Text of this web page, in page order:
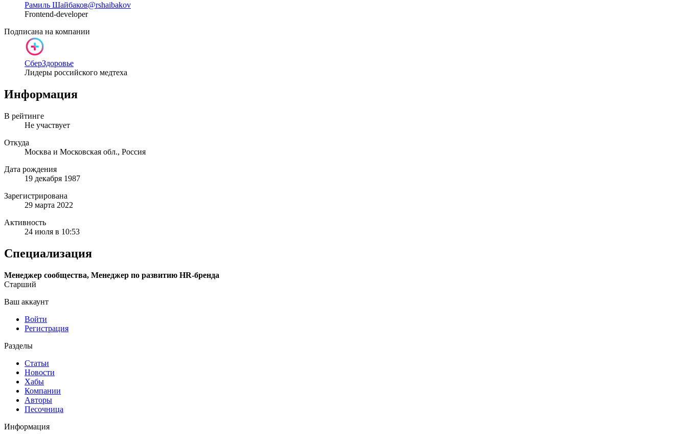
Рамиль Шайбаков@rshaibakov
Frontend-developer
Подписана на компании
СберЗдоровье
Лидеры российского медтеха
Информация
В рейтинге
Не участвует
Откуда
Москва и Московская обл., Россия
Дата рождения
19 декабря 1987
Зарегистрирована
29 марта 2022
Активность
24 июля в 10:53
Специализация
Менеджер сообщества, Менеджер по развитию HR-бренда
Старший
Ваш аккаунт
Войти
Регистрация
Разделы
Статьи
Новости
Хабы
Компании
Авторы
Песочница
Информация